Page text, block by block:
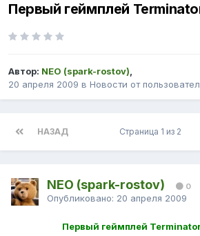
Первый геймплей
Автор: NEO (spark-rostov),
20 апреля 2009 в Новости от
НАЗАД Страница 1 из 2
NEO (spark-rostov) 0
Опубликовано: 20 апреля 2009
Первый геймплей